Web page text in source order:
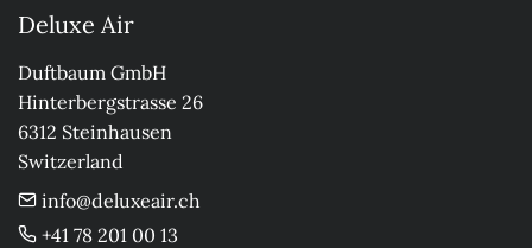
Deluxe Air
Duftbaum GmbH
Hinterbergstrasse 26
6312 Steinhausen
Switzerland
info@deluxeair.ch
+41 78 201 00 13